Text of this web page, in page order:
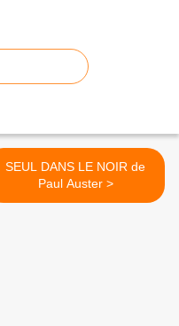
SEUL DANS LE NOIR de
Paul Auster >